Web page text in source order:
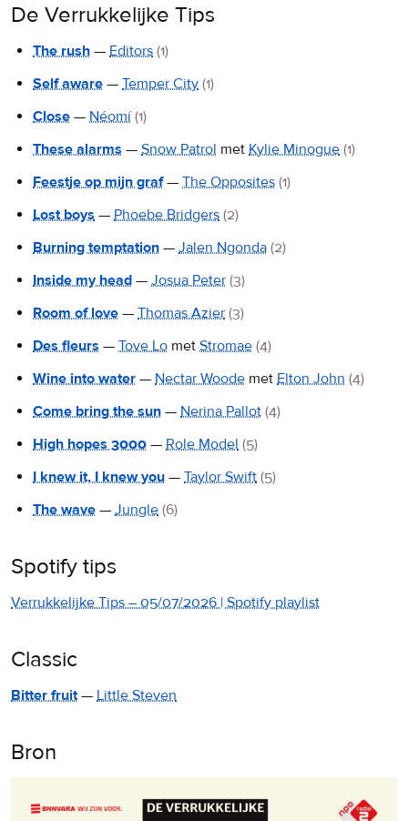
De Verrukkelijke Tips
The rush — Editors (1)
Self aware — Temper City (1)
Close — Néomí (1)
These alarms — Snow Patrol met Kylie Minogue (1)
Feestje op mijn graf— The Opposites (1)
Lost boys — Phoebe Bridgers (2)
Burning temptation — Jalen Ngonda (2)
Inside my head — Josua Peter (3)
Room of love — Thomas Azier (3)
Des fleurs — Tove Lo met Stromae (4)
Wine into water — Nectar Woode met Elton John (4)
Come bring the sun — Nerina Pallot (4)
High hopes 3000 — Role Model (5)
I knew it, I knew you — Taylor Swift (5)
The wave — Jungle (6)
Spotify tips
Verrukkelijke Tips – 05/07/2026 | Spotify playlist
Classic
Bitter fruit— Little Steven
Bron